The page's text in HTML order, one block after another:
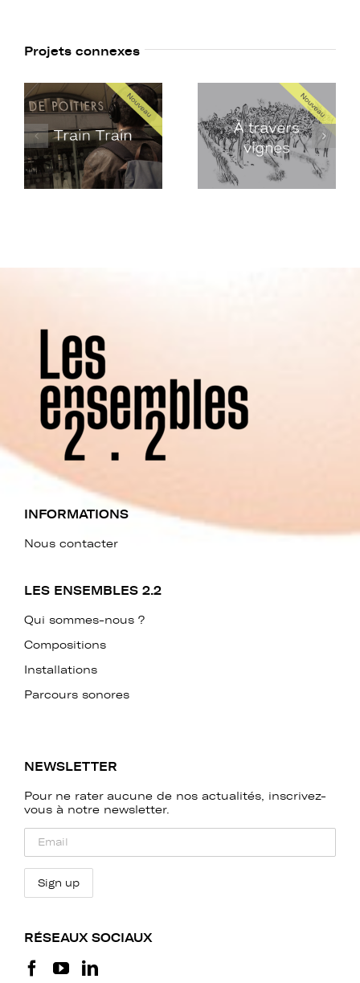
Projets connexes
INFORMATIONS
Nous contacter
LES ENSEMBLES 2.2
Qui sommes-nous ?
Compositions
Installations
Parcours sonores
NEWSLETTER
Pour ne rater aucune de nos actualités, inscrivez-
vous à notre newsletter.
RÉSEAUX SOCIAUX